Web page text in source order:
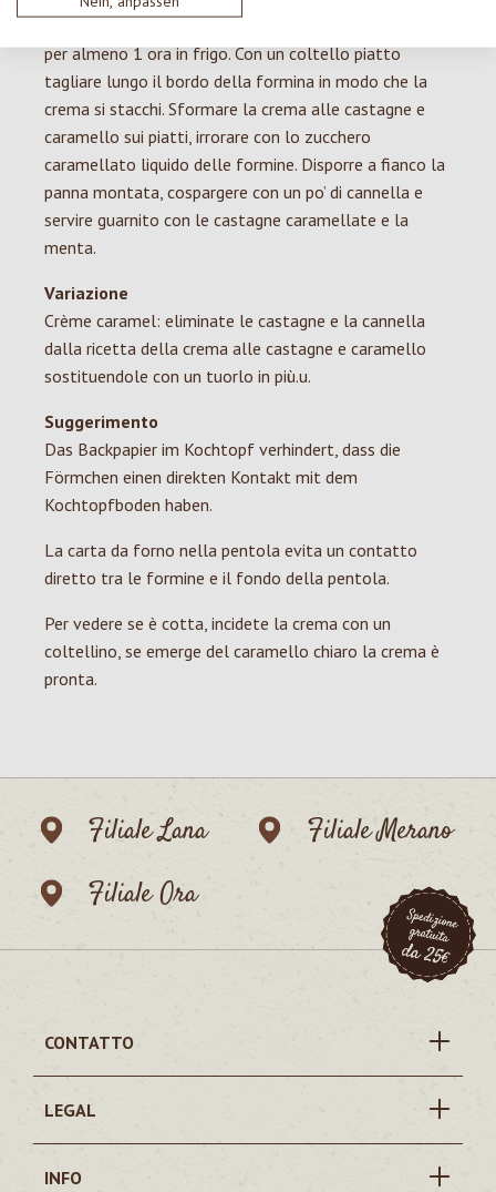
per almeno 1 ora in frigo. Con un coltello piatto
tagliare lungo il bordo della formina in modo che la
crema si stacchi. Sformare la crema alle castagne e
caramello sui piatti, irrorare con lo zucchero
caramellato liquido delle formine. Disporre a fianco la
panna montata, cospargere con un po’ di cannella e
servire guarnito con le castagne caramellate e la
menta.
Variazione
Crème caramel: eliminate le castagne e la cannella
dalla ricetta della crema alle castagne e caramello
sostituendole con un tuorlo in più.u.
Suggerimento
Das Backpapier im Kochtopf verhindert, dass die
Förmchen einen direkten Kontakt mit dem
Kochtopfboden haben.
La carta da forno nella pentola evita un contatto
diretto tra le formine e il fondo della pentola.
Per vedere se è cotta, incidete la crema con un
coltellino, se emerge del caramello chiaro la crema è
pronta.
Filiale Lana
Filiale Merano
Filiale Ora
CONTATTO
LEGAL
INFO